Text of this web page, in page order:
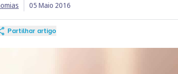
05 Maio 2016
Partilhar artigo